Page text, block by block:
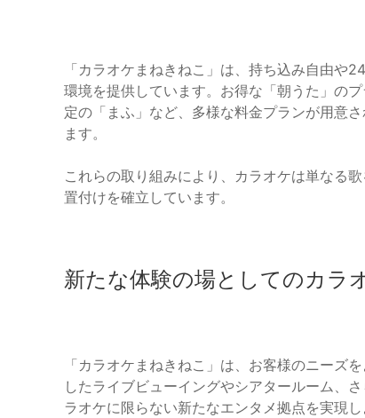
「カラオケまねきねこ」は、持ち込み自由や
環境を提供しています。お得な「朝うた」の
定の「まふ」など、多様な料金プランが用意
ます。
これらの取り組みにより、カラオケは単なる
置付けを確立しています。
新たな体験の場としてのカラ
「カラオケまねきねこ」は、お客様のニーズ
したライブビューイングやシアタールーム、
ラオケに限らない新たなエンタメ拠点を実現